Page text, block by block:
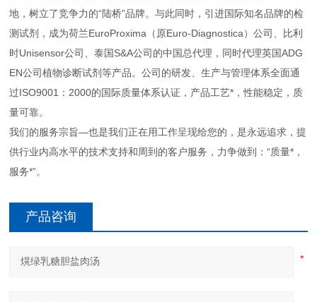
地，树立了竞争力的“陆桥”品牌。与此同时，引进国际知名品牌的检
测试剂，成为荷兰EuroProxima（原Euro-Diagnostica）公司、比利
时Unisensor公司、泰国S&A公司的中国总代理，同时代理英国ADG
EN公司植物诊断试剂等产品。公司的研发、生产与管理体系全面通
过ISO9001：2000的国际质量体系认证，产品工艺*，性能稳定，质
量可靠。
我们的服务宗旨—也是我们正在用工作呈现给您的，是永远追求，提
供行业内高水平的技术支持和周到的客户服务，力争做到：“质量*，
服务*”。
产品咨询